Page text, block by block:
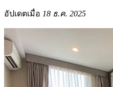
อัปเดตเมื่อ 18 ธ.ค. 2025